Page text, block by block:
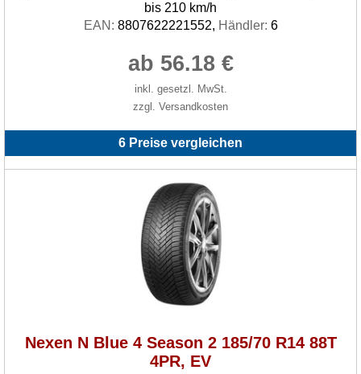
bis 210 km/h
EAN: 8807622221552, Händler: 6
ab 56.18 €
inkl. gesetzl. MwSt.
zzgl. Versandkosten
6 Preise vergleichen
Nexen N Blue 4 Season 2 185/70 R14 88T
4PR, EV